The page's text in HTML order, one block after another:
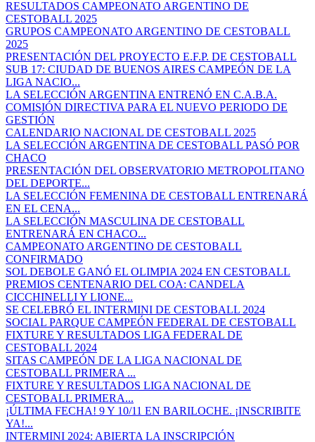
RESULTADOS CAMPEONATO ARGENTINO DE
CESTOBALL 2025
GRUPOS CAMPEONATO ARGENTINO DE CESTOBALL
2025
PRESENTACIÓN DEL PROYECTO E.F.P. DE CESTOBALL
SUB 17: CIUDAD DE BUENOS AIRES CAMPEÓN DE LA
LIGA NACIO...
LA SELECCIÓN ARGENTINA ENTRENÓ EN C.A.B.A.
COMISIÓN DIRECTIVA PARA EL NUEVO PERIODO DE
GESTIÓN
CALENDARIO NACIONAL DE CESTOBALL 2025
LA SELECCIÓN ARGENTINA DE CESTOBALL PASÓ POR
CHACO
PRESENTACIÓN DEL OBSERVATORIO METROPOLITANO
DEL DEPORTE...
LA SELECCIÓN FEMENINA DE CESTOBALL ENTRENARÁ
EN EL CENA...
LA SELECCIÓN MASCULINA DE CESTOBALL
ENTRENARÁ EN CHACO...
CAMPEONATO ARGENTINO DE CESTOBALL
CONFIRMADO
SOL DEBOLE GANÓ EL OLIMPIA 2024 EN CESTOBALL
PREMIOS CENTENARIO DEL COA: CANDELA
CICCHINELLI Y LIONE...
SE CELEBRÓ EL INTERMINI DE CESTOBALL 2024
SOCIAL PARQUE CAMPEÓN FEDERAL DE CESTOBALL
FIXTURE Y RESULTADOS LIGA FEDERAL DE
CESTOBALL 2024
SITAS CAMPEÓN DE LA LIGA NACIONAL DE
CESTOBALL PRIMERA ...
FIXTURE Y RESULTADOS LIGA NACIONAL DE
CESTOBALL PRIMERA...
¡ÚLTIMA FECHA! 9 Y 10/11 EN BARILOCHE. ¡INSCRIBITE
YA!...
INTERMINI 2024: ABIERTA LA INSCRIPCIÓN